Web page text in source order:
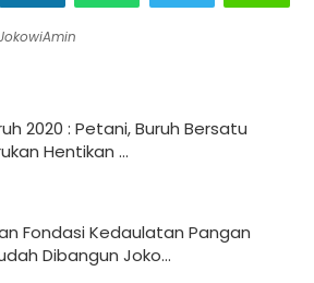
2020 : Petani, Buruh Bersatu
Hentikan ...
Fondasi Kedaulatan Pangan
Dibangun Joko...